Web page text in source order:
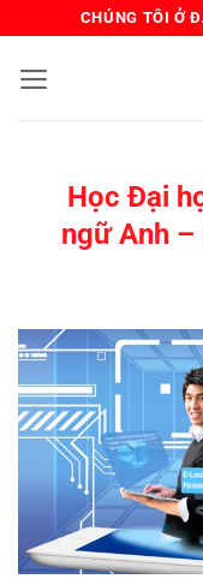
nội
CHÚNG TÔI Ở
Học Đại
ngữ Anh –